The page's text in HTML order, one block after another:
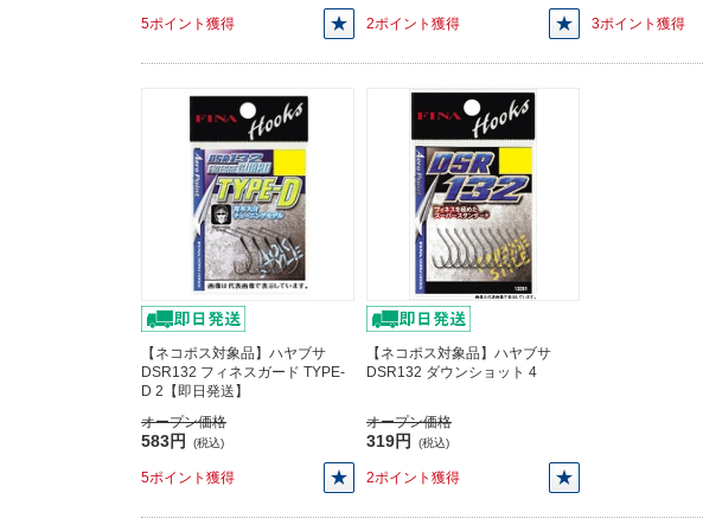
5ポイント獲得 2ポイント獲得 3ポイント獲得
【ネコポス対象品】ハヤブサ
DSR132 フィネスガード TYPE-
D 2【即日発送】
オープン価格
583円 (税込)
5ポイント獲得
【ネコポス対象品】ハヤブサ
DSR132 ダウンショット 4
オープン価格
319円 (税込)
2ポイント獲得